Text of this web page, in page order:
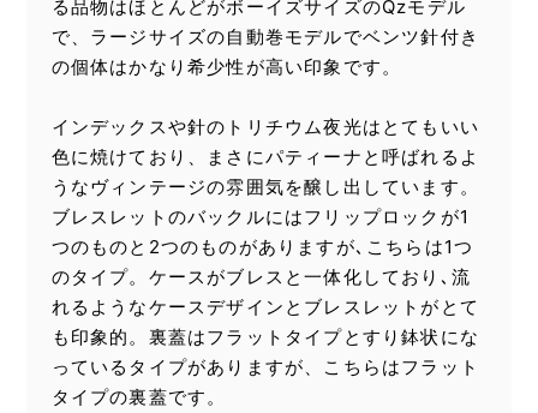
る品物はほとんどがボーイズサイズのQzモデル
で、ラージサイズの自動巻モデルでベンツ針付き
の個体はかなり希少性が高い印象です。
インデックスや針のトリチウム夜光はとてもいい
色に焼けており、まさにパティーナと呼ばれるよ
うなヴィンテージの雰囲気を醸し出しています。
ブレスレットのバックルにはフリップロックが1
つのものと2つのものがありますが､こちらは1つ
のタイプ。ケースがブレスと一体化しており､流
れるようなケースデザインとブレスレットがとて
も印象的。裏蓋はフラットタイプとすり鉢状にな
っているタイプがありますが、こちらはフラット
タイプの裏蓋です。